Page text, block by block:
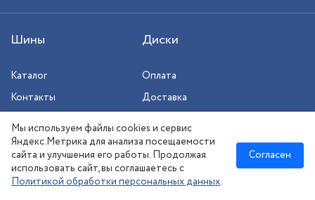
Шины Диски
Каталог
Контакты
Оплата
Доставка
Сезонное хранение
Новосибирск:
Мы используем файлы cookies и сервис
Яндекс.Метрика для анализа посещаемости
сайта и улучшения его работы. Продолжая
использовать сайт, вы соглашаетесь с
Политикой обработки персональных данных.
Согласен